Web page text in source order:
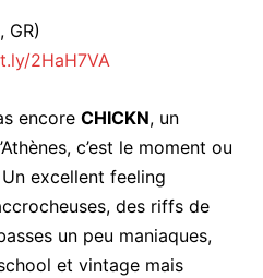
GR)
2HaH7VA
encore CHICKN, un
c’est le moment ou
excellent feeling
des riffs de
un peu maniaques,
et vintage mais